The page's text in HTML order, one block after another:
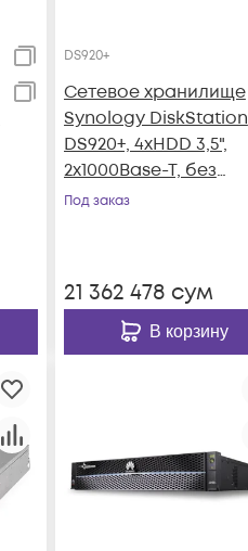
DS920+
Сетевое хранилище
Synology DiskStation
DS920+, 4xHDD 3,5",
2х1000Base-T, без
дисков
Под заказ
21 362 478 сум
В корзину